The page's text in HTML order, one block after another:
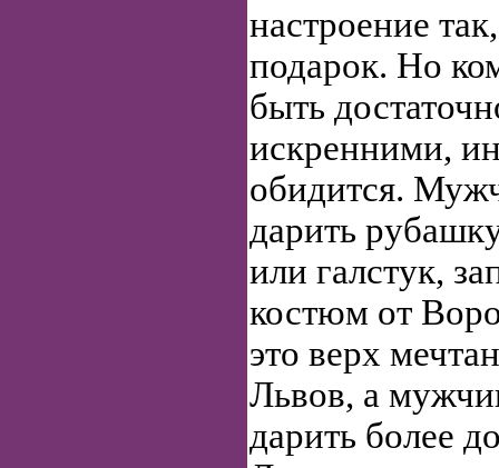
настроение
подарок. Но
быть
искренними,
обидится.
дарить
или галстук,
костюм от
это верх
Львов, а
дарить более